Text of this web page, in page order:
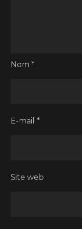
Nom*
E-mail*
Site web